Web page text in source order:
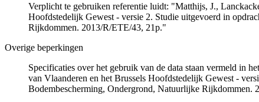
Verplicht te gebruiken referentie luidt: "Matthijs, J.,
Hoofdstedelijk Gewest - versie 2. Studie uitgevoerd in
Rijkdommen. 2013/R/ETE/43, 21p."
Overige beperkingen
Specificaties over het gebruik van de data staan vermeld in
van Vlaanderen en het Brussels Hoofdstedelijk Gewest -
Bodembescherming, Ondergrond, Natuurlijke Rijkdommen.